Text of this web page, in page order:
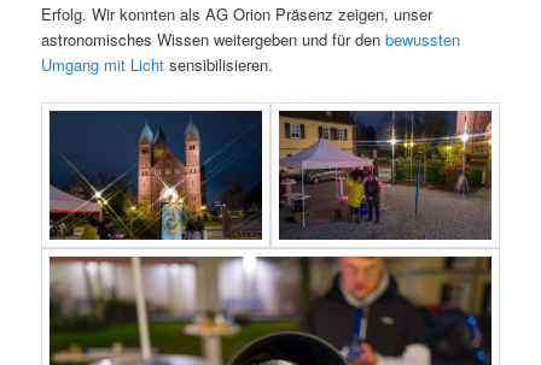
Erfolg. Wir konnten als AG Orion Präsenz zeigen, unser
astronomisches Wissen weitergeben und für denbewussten
Umgang mit Licht sensibilisieren.